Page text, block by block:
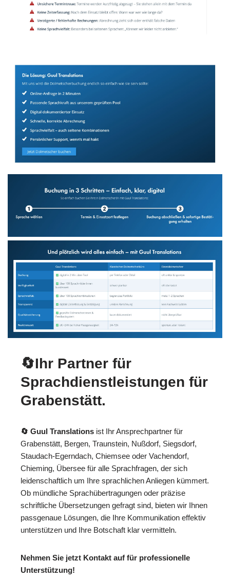
🔄Ihr Partner für
Sprachdienstleistungen für
Grabenstätt.
🔄 Guul Translations ist Ihr Ansprechpartner für
Grabenstätt, Bergen, Traunstein, Nußdorf, Siegsdorf,
Staudach-Egerndach, Chiemsee oder Vachendorf,
Chieming, Übersee für alle Sprachfragen, der sich
leidenschaftlich um Ihre sprachlichen Anliegen kümmert.
Ob mündliche Sprachübertragungen oder präzise
schriftliche Übersetzungen gefragt sind, bieten wir Ihnen
passgenaue Lösungen, die Ihre Kommunikation effektiv
unterstützen und Ihre Botschaft klar vermitteln.
Nehmen Sie jetzt Kontakt auf für professionelle
Unterstützung!